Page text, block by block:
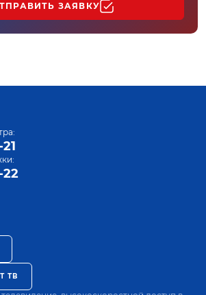
ЗАЯВКУ
22
ТВ